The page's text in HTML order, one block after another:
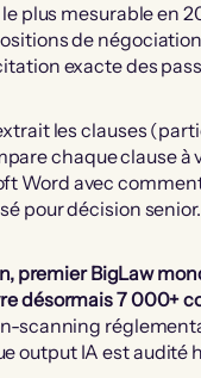
plus mesurable en
de
exacte des
les clauses
chaque clause
Word avec
pour décision senior.
premier BigLaw
désormais 7 000+
scanning
output IA est